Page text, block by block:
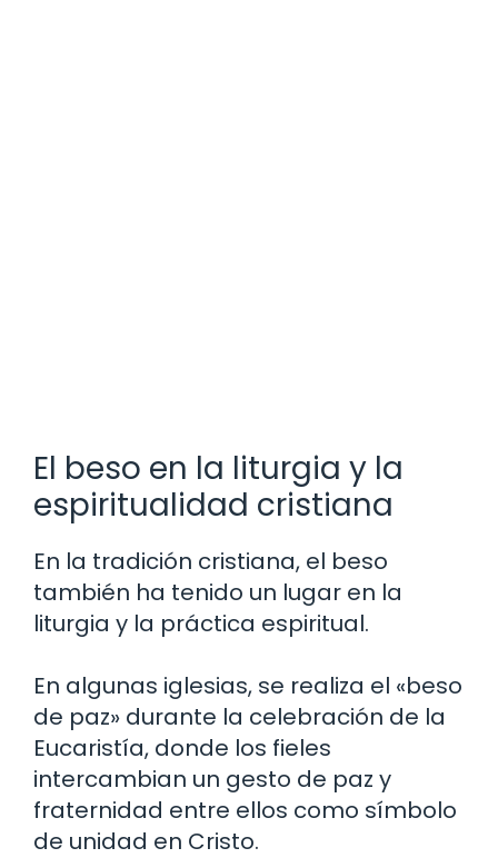
El beso en la liturgia y la
espiritualidad cristiana
En la tradición cristiana, el beso
también ha tenido un lugar en la
liturgia y la práctica espiritual.
En algunas iglesias, se realiza el «beso
de paz» durante la celebración de la
Eucaristía, donde los fieles
intercambian un gesto de paz y
fraternidad entre ellos como símbolo
de unidad en Cristo.